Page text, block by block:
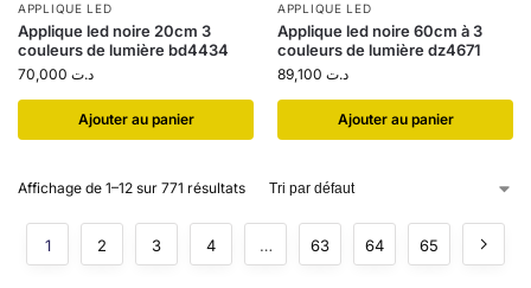
APPLIQUE LED
Applique led noire 20cm 3
couleurs de lumière bd4434
د.ت
Ajouter au panier
APPLIQUE LED
Applique led noire 60cm à 3
couleurs de lumière dz4671
د.ت
Ajouter au panier
Affichage de 1–12 sur 771 résultats
1 2 3 4 … 63 64 65